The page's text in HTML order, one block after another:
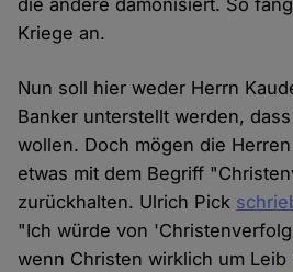
die andere dämonisiert. So
Kriege an.
Nun soll hier weder Herrn
Banker unterstellt werden,
wollen. Doch mögen die
etwas mit dem Begriff
zurückhalten. Ulrich Pick
"Ich würde von
wenn Christen wirklich um